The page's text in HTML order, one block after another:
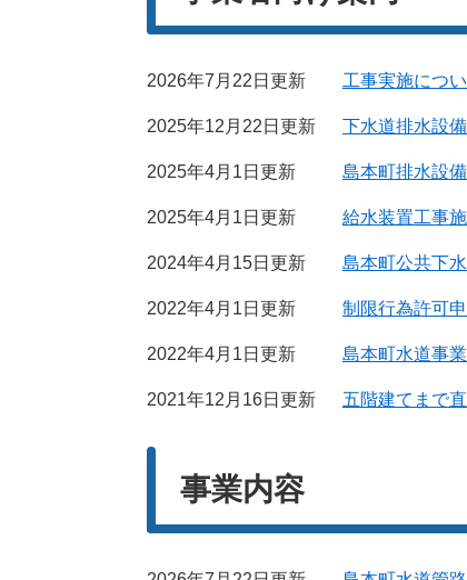
2026年7月22日更新 工事実施につ
2025年12月22日更新 下水道排水設
2025年4月1日更新 島本町排水設
2025年4月1日更新 給水装置工事
2024年4月15日更新 島本町公共下
2022年4月1日更新 制限行為許可
2022年4月1日更新 島本町水道事
2021年12月16日更新 五階建てまで
事業内容